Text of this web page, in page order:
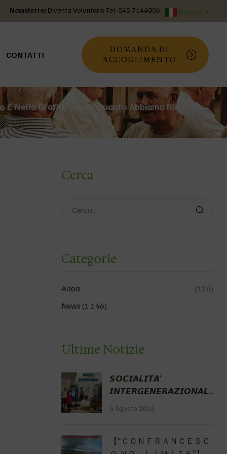
NewsletterDiventa VolontarioTel: 045 7144006 Italiano ▼
CONTATTI
DOMANDA DI
ACCOGLIMENTO
E Nella Gratitudine Di Quanto Abbiamo Ricevuto
Cerca
Categorie
Adoa
(126)
News (1.146)
Ultime Notizie
𝙎𝙊𝘾𝙄𝘼𝙇𝙄𝙏𝘼’
𝙄𝙉𝙏𝙀𝙍𝙂𝙀𝙉𝙀𝙍𝘼𝙕𝙄𝙊𝙉𝘼𝙇𝙀
Fondazione Gobetti Hub
#miticoGian
6 Agosto 2026
【 “ＣＯＮＦＲＡＮＣＥＳＣ